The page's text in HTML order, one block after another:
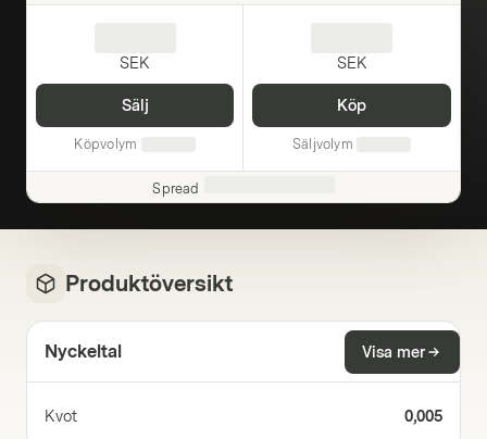
SEK
Sälj
Köpvolym
SEK
Köp
Säljvolym
Spread
Produktöversikt
Nyckeltal Visa mer
Kvot 0,005